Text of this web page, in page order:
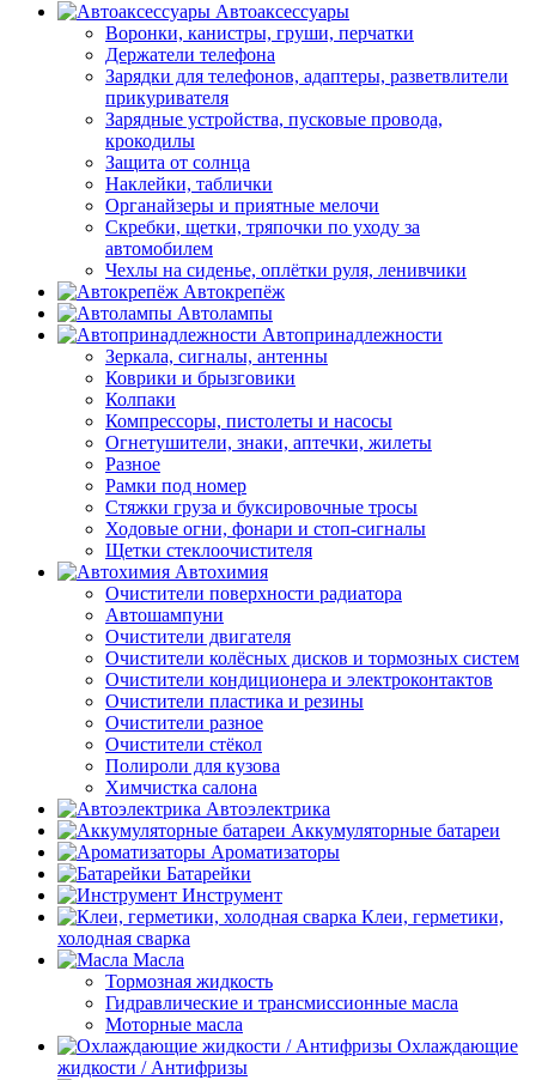
Автоаксессуары
Воронки, канистры, груши, перчатки
Держатели телефона
Зарядки для телефонов, адаптеры, разветвлители
прикуривателя
Зарядные устройства, пусковые провода,
крокодилы
Защита от солнца
Наклейки, таблички
Органайзеры и приятные мелочи
Скребки, щетки, тряпочки по уходу за
автомобилем
Чехлы на сиденье, оплётки руля, ленивчики
Автокрепёж
Автолампы
Автопринадлежности
Зеркала, сигналы, антенны
Коврики и брызговики
Колпаки
Компрессоры, пистолеты и насосы
Огнетушители, знаки, аптечки, жилеты
Разное
Рамки под номер
Стяжки груза и буксировочные тросы
Ходовые огни, фонари и стоп-сигналы
Щетки стеклоочистителя
Автохимия
Очистители поверхности радиатора
Автошампуни
Очистители двигателя
Очистители колёсных дисков и тормозных систем
Очистители кондиционера и электроконтактов
Очистители пластика и резины
Очистители разное
Очистители стёкол
Полироли для кузова
Химчистка салона
Автоэлектрика
Аккумуляторные батареи
Ароматизаторы
Батарейки
Инструмент
Клеи, герметики,
холодная сварка
Масла
Тормозная жидкость
Гидравлические и трансмиссионные масла
Моторные масла
Охлаждающие
жидкости / Антифризы